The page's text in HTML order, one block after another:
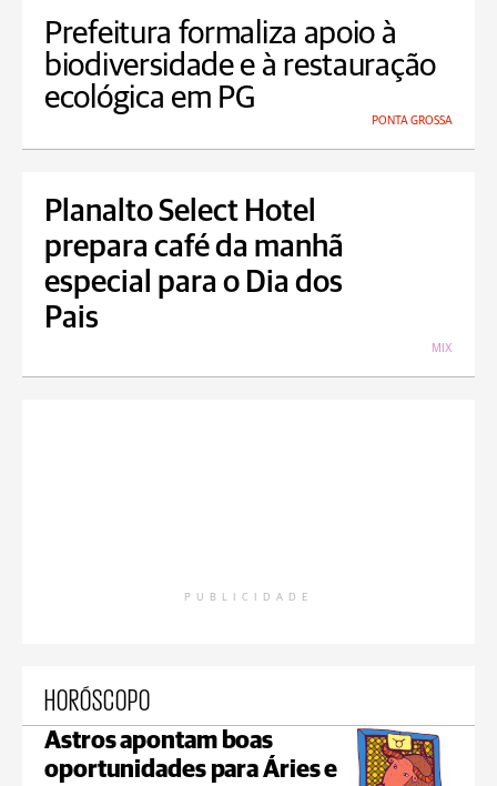
Prefeitura formaliza apoio à
biodiversidade e à restauração
ecológica em PG
PONTA GROSSA
Planalto Select Hotel
prepara café da manhã
especial para o Dia dos
Pais
MIX
PUBLICIDADE
HORÓSCOPO
Astros apontam boas
oportunidades para Áries e